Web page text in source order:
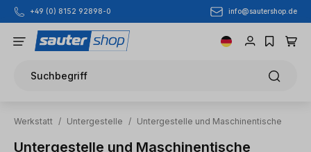
Zum Hauptinhalt springen
+49 (0) 8152 92898-0 info@sautershop.de
Suchbegriff
Werkstatt / Untergestelle / Untergestelle und Maschinentische
Untergestelle und Maschinentische